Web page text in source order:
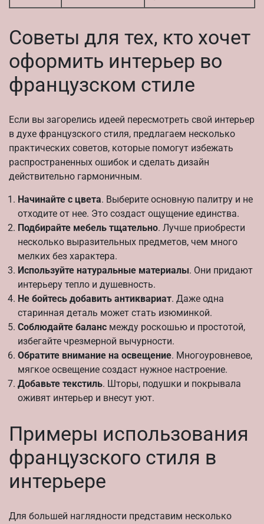
Советы для тех, кто хочет
оформить интерьер во
французском стиле
Если вы загорелись идеей пересмотреть свой интерьер
в духе французского стиля, предлагаем несколько
практических советов, которые помогут избежать
распространенных ошибок и сделать дизайн
действительно гармоничным.
Начинайте с цвета. Выберите основную палитру и не
отходите от нее. Это создаст ощущение единства.
Подбирайте мебель тщательно. Лучше приобрести
несколько выразительных предметов, чем много
мелких без характера.
Используйте натуральные материалы. Они придают
интерьеру тепло и душевность.
Не бойтесь добавить антиквариат. Даже одна
старинная деталь может стать изюминкой.
Соблюдайте баланс между роскошью и простотой,
избегайте чрезмерной вычурности.
Обратите внимание на освещение. Многоуровневое,
мягкое освещение создаст нужное настроение.
Добавьте текстиль. Шторы, подушки и покрывала
оживят интерьер и внесут уют.
Примеры использования
французского стиля в
интерьере
Для большей наглядности представим несколько